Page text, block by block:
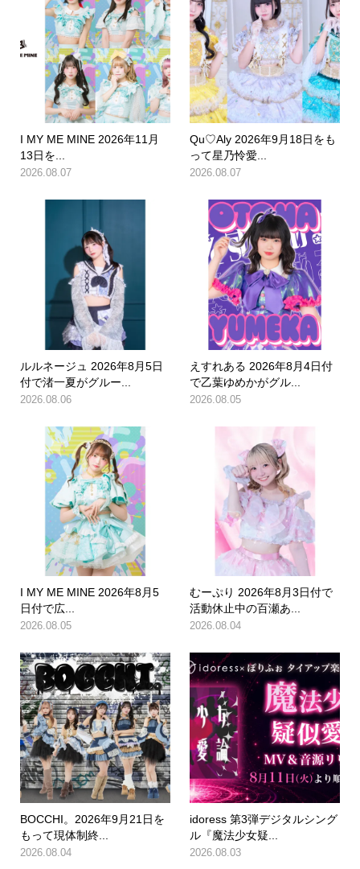
I MY ME MINE 2026年11月
13日を...
2026.08.07
Qu♡Aly 2026年9月18日をも
って星乃怜愛...
2026.08.07
ルルネージュ 2026年8月5日
付で渚一夏がグルー...
2026.08.06
えすれある 2026年8月4日付
で乙葉ゆめかがグル...
2026.08.05
I MY ME MINE 2026年8月5
日付で広...
2026.08.05
むーぷり 2026年8月3日付で
活動休止中の百瀬あ...
2026.08.04
BOCCHI。2026年9月21日を
もって現体制終...
2026.08.04
idoress 第3弾デジタルシング
ル『魔法少女疑...
2026.08.03